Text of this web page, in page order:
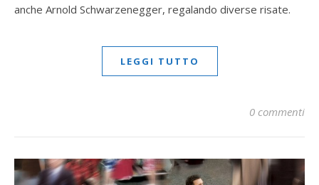
anche Arnold Schwarzenegger, regalando diverse risate.
LEGGI TUTTO
0 commenti